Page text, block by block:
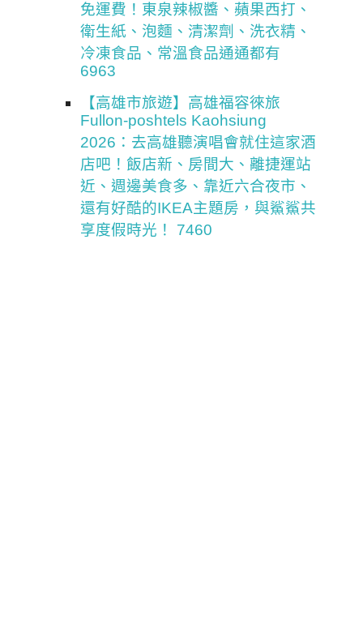
免運費！東泉辣椒醬、蘋果西打、
衛生紙、泡麵、清潔劑、洗衣精、
冷凍食品、常溫食品通通都有
6963
【高雄市旅遊】高雄福容徠旅
Fullon-poshtels Kaohsiung
2026：去高雄聽演唱會就住這家酒
店吧！飯店新、房間大、離捷運站
近、週邊美食多、靠近六合夜市、
還有好酷的IKEA主題房，與鯊鯊共
享度假時光！ 7460